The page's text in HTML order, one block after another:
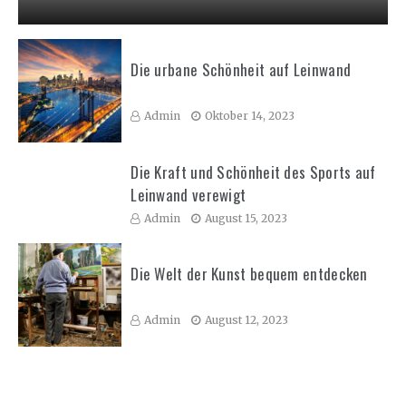
Die urbane Schönheit auf Leinwand
Admin Oktober 14, 2023
Die Kraft und Schönheit des Sports auf
Leinwand verewigt
Admin August 15, 2023
Die Welt der Kunst bequem entdecken
Admin August 12, 2023